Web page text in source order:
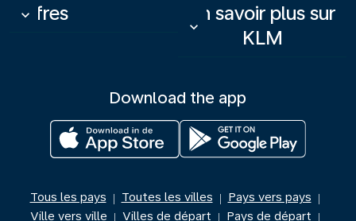
Offres
keyboard_arrow_down
En savoir plus sur
KLM
keyboard_arrow_down
Download the app
Tous les pays | Toutes les villes | Pays vers pays |
Ville vers ville | Villes de départ | Pays de départ |